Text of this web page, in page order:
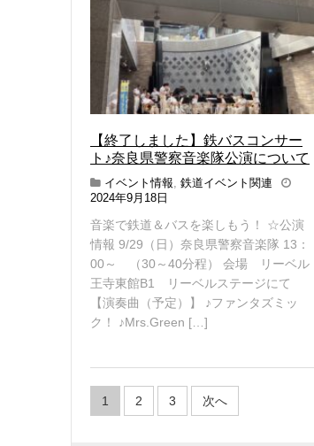
【終了しました】鉄バスコンサー
ト♪奈良県警察音楽隊公演について
イベント情報, 鉄道イベント関連
2024年9月18日
2
4
年
0
月
7
音楽で鉄道＆バスを楽しもう！ ☆公演
情報 9/29（日）奈良県警察音楽隊 13：
00～ （30～40分程） 会場 リーベル
王寺東館B1 リーベルステージにて
【演奏曲（予定）】 ♪ファンタズミッ
ク！ ♪Mrs.Green […]
投
稿
1 2 3 次へ